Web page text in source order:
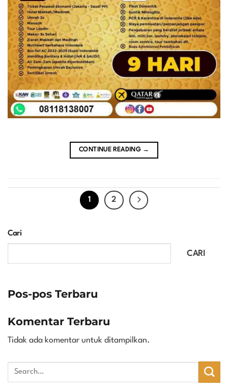
CONTINUE READING →
1 2
Cari
CARI
Pos-pos Terbaru
Komentar Terbaru
Tidak ada komentar untuk ditampilkan.